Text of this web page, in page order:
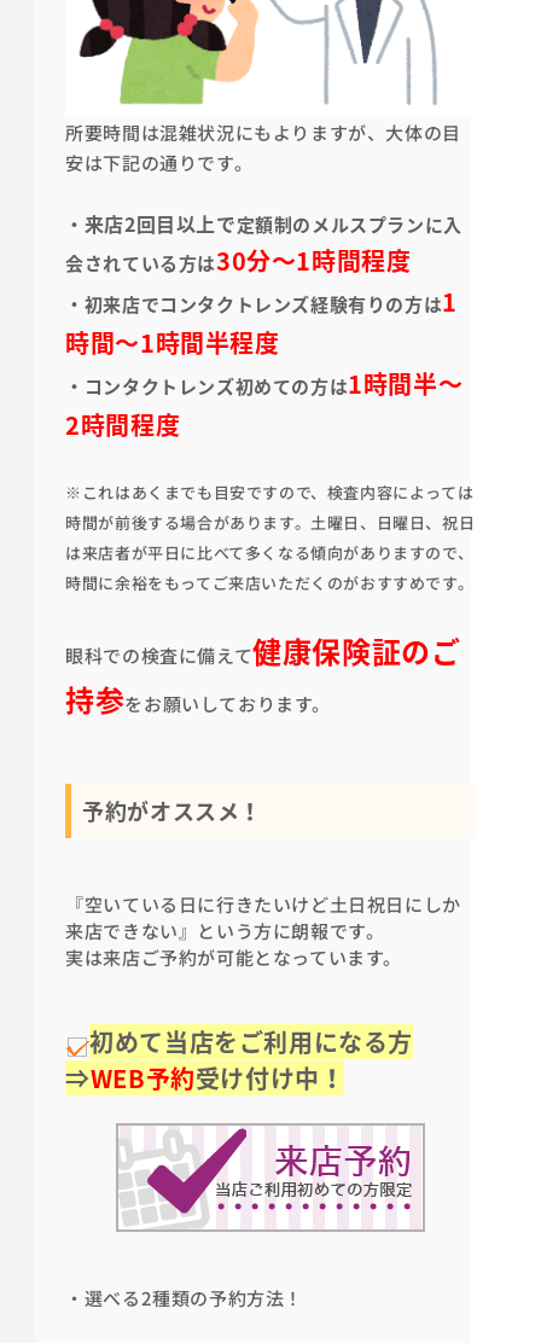
所要時間は混雑状況にもよりますが、大体の目
安は下記の通りです。
・ 来店2回目以上で定額制のメルスプランに入
会されている方は30分～1時間程度
・ 初来店でコンタクトレンズ経験有りの方は1
時間～1時間半程度
・コンタクトレンズ初めての方は1時間半～
2時間程度
※これはあくまでも目安ですので、検査内容によっては
時間が前後する場合があります。土曜日、日曜日、祝日
は来店者が平日に比べて多くなる傾向がありますので、
時間に余裕をもってご来店いただくのがおすすめです。
眼科での検査に備えて健康保険証のご
持参をお願いしております。
予約がオススメ！
『空いている日に行きたいけど土日祝日にしか
来店できない』という方に朗報です。
実は来店ご予約が可能となっています。
初めて当店をご利用になる方
⇒WEB予約受け付け中！
・選べる2種類の予約方法！